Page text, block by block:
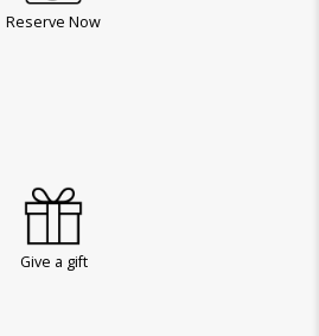
Reserve Now
Give a gift